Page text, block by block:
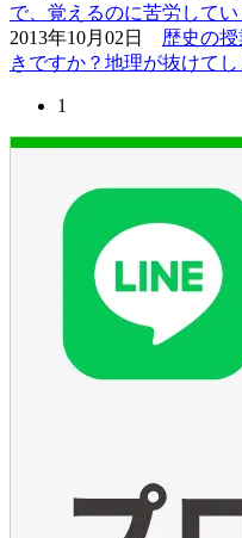
で、覚えるのに苦労してい
2013年10月02日 歴史の
きですか？地理が抜けてし
1